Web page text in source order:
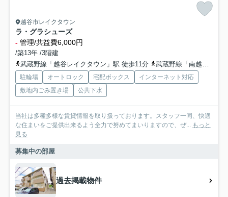
越谷市レイクタウン
ラ・グラシューズ
- 管理/共益費6,000円
/築13年 /3階建
武蔵野線「越谷レイクタウン」駅 徒歩11分
武蔵野線「南越谷」駅 徒歩39分
駐輪場 オートロック 宅配ボックス
インターネット対応
敷地内ごみ置き場
公共下水
当社は多種多様な賃貸情報を取り扱っております。スタッフ一同、快適
な住まいをご提供出来るよう全力で努めてまいりますので、ぜ...
もっと
見る
募集中の部屋
過去掲載物件